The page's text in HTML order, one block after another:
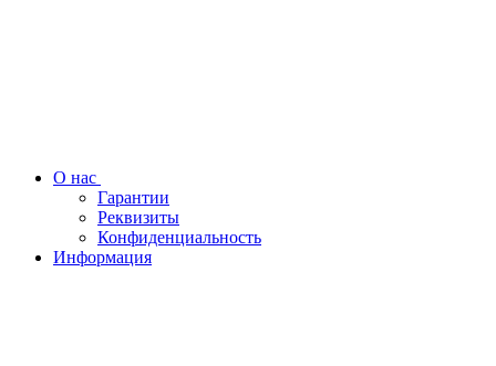
О нас
Гарантии
Реквизиты
Конфиденциальность
Информация